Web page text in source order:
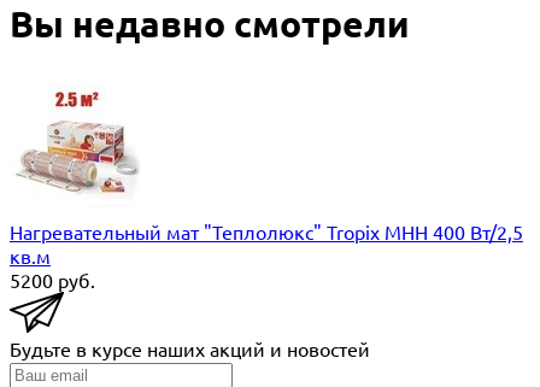
Вы недавно смотрели
Нагревательный мат "Теплолюкс" Tropix МНН 400 Вт/2,5
кв.м
5200 руб.
Будьте в курсе наших акций и новостей